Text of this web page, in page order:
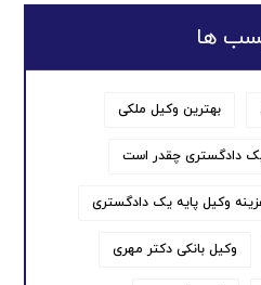
ها
بهترین وکیل ملکی
دادگستری چقدر است
وکیل پایه یک دادگستری
وکیل بانکی دکتر مهری